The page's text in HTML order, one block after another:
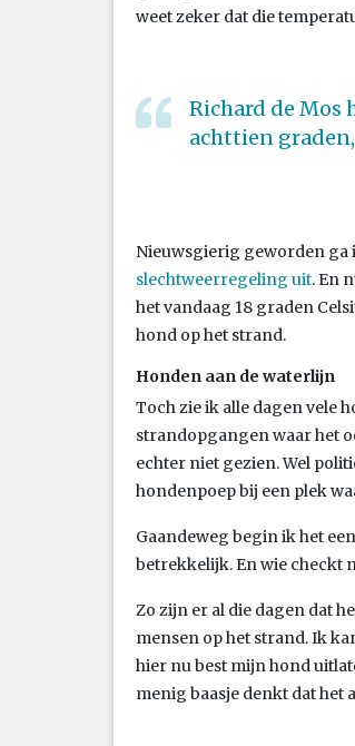
weet zeker dat die
Richard de Mos
achttien
Nieuwsgierig geworden ga
slechtweerregeling uit. En
het vandaag 18 graden
hond op het strand.
Honden aan de waterlijn
Toch zie ik alle dagen vele
strandopgangen waar het
echter niet gezien. Wel
hondenpoep bij een plek
Gaandeweg begin ik het
betrekkelijk. En wie checkt
Zo zijn er al die dagen dat
mensen op het strand. Ik
hier nu best mijn hond
menig baasje denkt dat het